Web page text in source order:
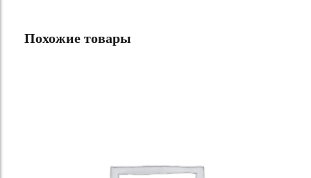
Похожие товары